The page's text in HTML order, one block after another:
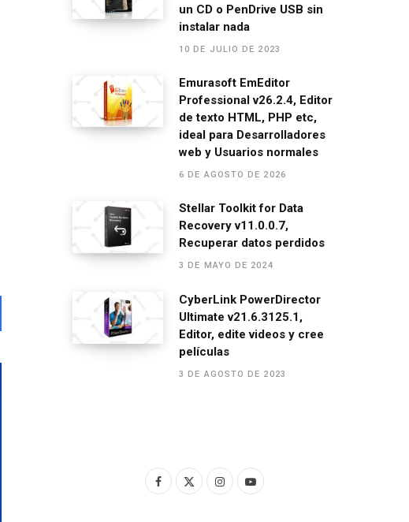
un CD o PenDrive USB sin
instalar nada
10 DE JULIO DE 2023
Emurasoft EmEditor
Professional v26.2.4, Editor
de texto HTML, PHP etc,
ideal para Desarrolladores
web y Usuarios normales
6 DE AGOSTO DE 2026
Stellar Toolkit for Data
Recovery v11.0.0.7,
Recuperar datos perdidos
3 DE MAYO DE 2024
CyberLink PowerDirector
Ultimate v21.6.3125.1,
Editor, edite videos y cree
películas
3 DE AGOSTO DE 2023
F I Y